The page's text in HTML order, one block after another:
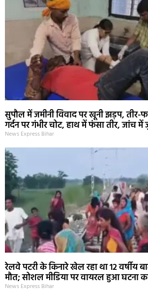
सुपौल में जमीनी विवाद पर खूनी झड़प,
गर्दन पर गंभीर चोट, हाथ में फंसा तीर, जांच
News Express Bihar
रेलवे पटरी के किनारे खेल रहा था 12
मौत; सोशल मीडिया पर वायरल हुआ घटना
News Express Bihar